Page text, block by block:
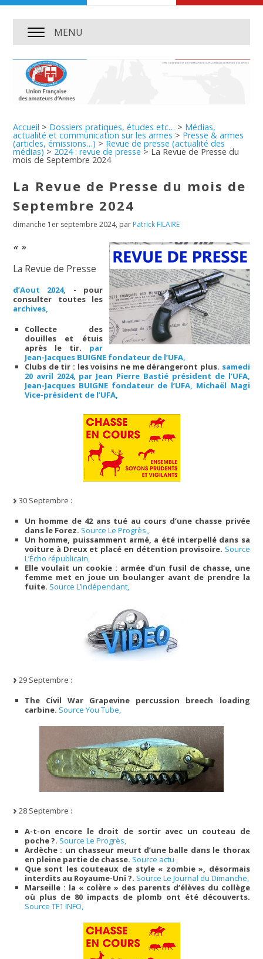
MENU
Accueil > Dossiers pratiques, études etc… > Médias,
actualité et communication sur les armes > Presse & armes
(articles, émissions…) > Revue de presse (actualité des
médias)> 2024 : revue de presse > La Revue de Presse du
mois de Septembre 2024
La Revue de Presse du mois de
Septembre 2024
dimanche 1er septembre 2024, par Patrick FILAIRE
La Revue de Presse
d’Aout 2024, - pour
consulter toutes les
archives,
Collecte des
douilles et étuis
après le tir. par
Jean-Jacques BUIGNE fondateur de l’UFA,
Clubs de tir : les voisins ne me dérangeront plus. samedi
20 avril 2024, par Jean Pierre Bastié président de l’UFA,
Jean-Jacques BUIGNE fondateur de l’UFA, Michaël Magi
Vice-président de l’UFA,
30 Septembre :
Un homme de 42 ans tué au cours d’une chasse privée
dans le Forez. Source Le Progrès,,
Un homme, puissamment armé, a été interpellé dans sa
voiture à Dreux et placé en détention provisoire. Source
L’Écho républicain,
Elle voulait un cookie : armée d’un fusil de chasse, une
femme met en joue un boulanger avant de prendre la
fuite. Source L’Indépendant,
29 Septembre :
The Civil War Grapevine percussion breech loading
carbine. Source You Tube,
28 Septembre :
A-t-on encore le droit de sortir avec un couteau de
poche ?. Source Le Progrès,
Ardèche : un chasseur meurt d’une balle dans le thorax
en pleine partie de chasse. Source actu ,
Que sont les couteaux de style « zombie », désormais
interdits au Royaume-Uni ?. Source Le Journal du Dimanche,
Marseille : la « colère » des parents d’élèves du collège
où plus de 80 impacts de plomb ont été découverts.
Source TF1 INFO,